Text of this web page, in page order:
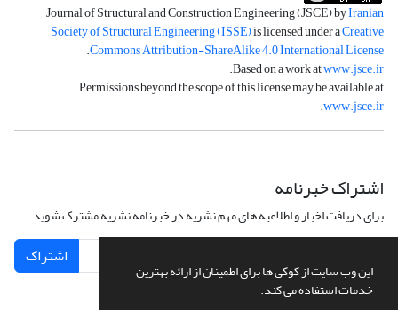
این وب سایت از کوکی ها برای اطمینان از ارائه بهترین
خدمات استفاده می کند.
Journal of Structural and Construction Engineering (JSCE) byIranian
Society of Structural Engineering (ISSE)is licensed under aCreative
Commons Attribution-ShareAlike 4.0 International License
.
Based on a work atwww.jsce.ir
.
Permissions beyond the scope of this license may be available at
www.jsce.ir
.
اشتراک خبرنامه
برای دریافت اخبار و اطلاعیه های مهم نشریه در خبرنامه نشریه مشترک شوید.
اشتراک